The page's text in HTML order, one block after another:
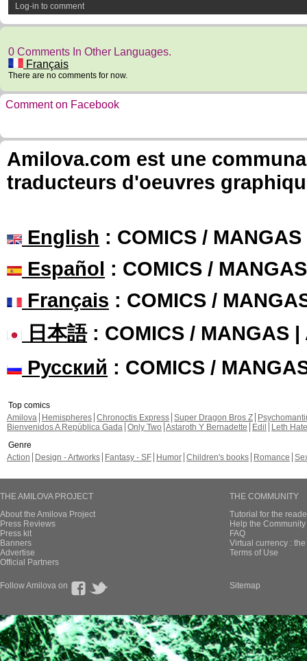
Log-in to comment
0 Comments In Other Languages.
Français
There are no comments for now.
Comment on Facebook
Amilova.com est une
traducteurs d'oeuvres
English : COMICS /
Español : COMICS /
Français : COMICS /
日本語: COMICS / MANGAS |
Русский : COMICS /
Top comics
Amilova
Hemispheres Chronoctis Express Super Dragon Bros Z
Bienvenidos A República Gada Only Two Astaroth Y Bernadette Edil
Leth Hate
Genre
Action
Design - Artworks Fantasy - SF Humor Children's books Romance
THE AMILOVA PROJECT
About the Amilova Project
Press Reviews
Press kit
Banners
Advertise
Official Partners
THE COMMUNITY
Tutorial for the
Help the
FAQ
Virtual currency :
Terms of Use
Follow Amilova on Sitemap